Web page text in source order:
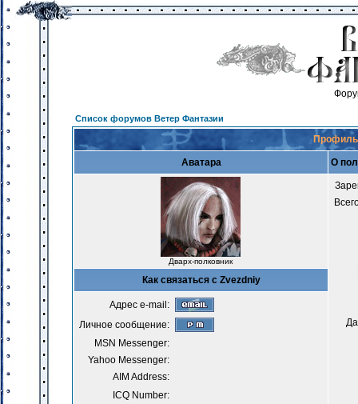
Список форумов Ветер Фантазии
Профиль
Аватара О
Дварх-полковник
Как связаться с Zvezdniy
Адрес e-mail:
Личное сообщение:
MSN Messenger:
Yahoo Messenger:
AIM Address:
ICQ Number: